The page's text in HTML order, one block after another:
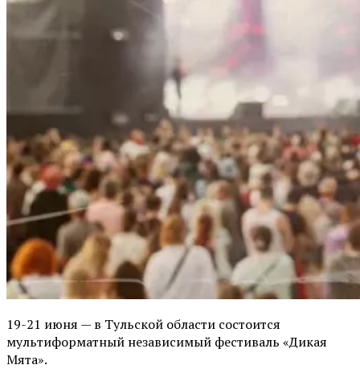
19-21 июня — в Тульской области состоится
мультиформатный независимый фестиваль «Дикая
Мята».